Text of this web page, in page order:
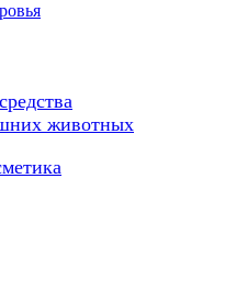
животных